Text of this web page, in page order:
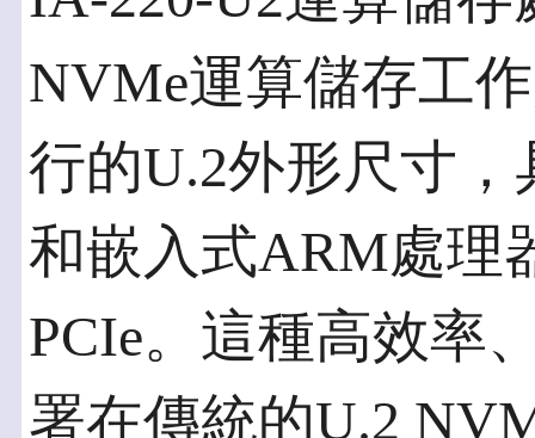
NVMe運算儲存工
行的U.2外形尺寸
和嵌入式ARM處理
PCIe。這種高效率
署在傳統的U.2